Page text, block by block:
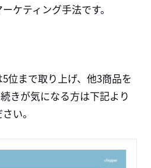
ケティング手法です。
位まで取り上げ、他3商品を
きが気になる方は下記より
い。